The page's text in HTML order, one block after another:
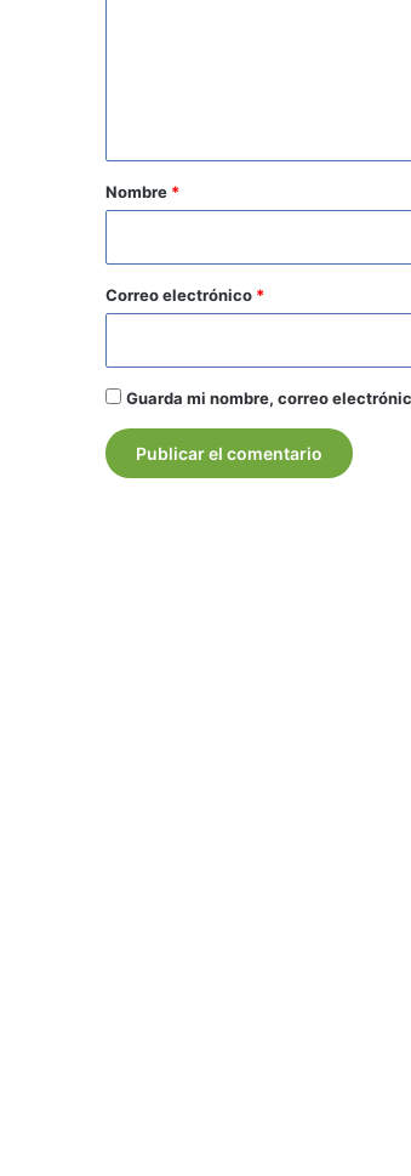
r
*
Nombre *
Correo electrónico *
Guarda mi nombre, correo